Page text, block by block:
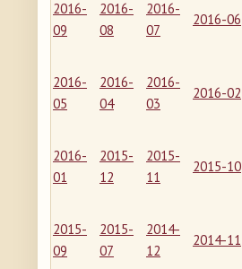
2016-
09
2016-
08
2016-
07
2016-06
2016-
05
2016-
04
2016-
03
2016-02
2016-
01
2015-
12
2015-
11
2015-10
2015-
09
2015-
07
2014-
12
2014-11